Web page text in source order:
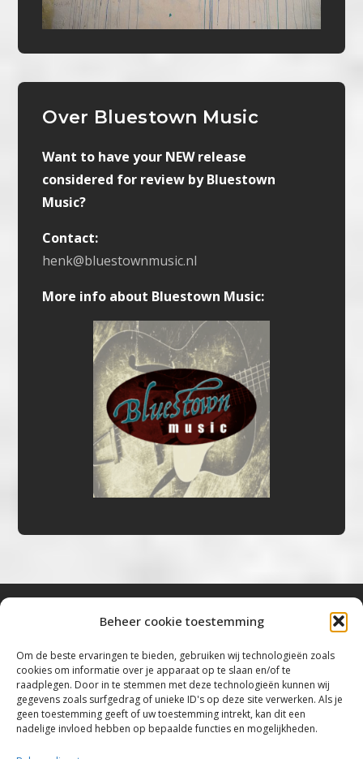
Beheer cookie toestemming
Om de beste ervaringen te bieden, gebruiken wij technologieën zoals
cookies om informatie over je apparaat op te slaan en/of te
raadplegen. Door in te stemmen met deze technologieën kunnen wij
gegevens zoals surfgedrag of unieke ID's op deze site verwerken. Als je
geen toestemming geeft of uw toestemming intrekt, kan dit een
nadelige invloed hebben op bepaalde functies en mogelijkheden.
Over Bluestown Music
Want to have your NEW release
considered for review by Bluestown
Music?
Contact:
henk@bluestownmusic.nl
More info about Bluestown Music:
“Voor de mooiste Blues, Rock, Roots &
Americana”
Copyright 2019 – 2026 Bluestown Music – All